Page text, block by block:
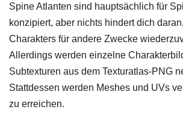
Spine Atlanten sind hauptsächlich für
konzipiert, aber nichts hindert dich
Charakters für andere Zwecke
Allerdings werden einzelne
Subtexturen aus dem Texturatlas-PNG
Stattdessen werden Meshes und UVs
zu erreichen.